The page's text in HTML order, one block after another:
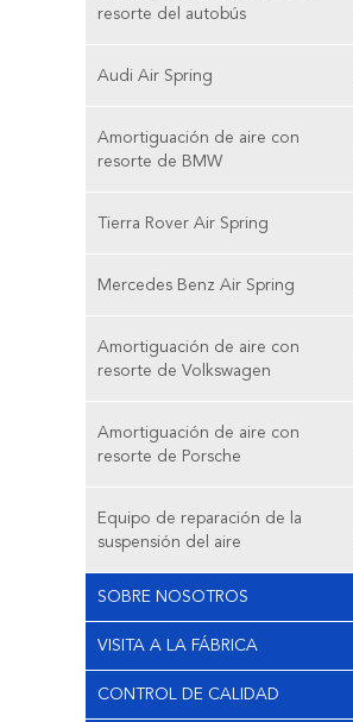
resorte del autobús
Audi Air Spring
Amortiguación de aire con
resorte de BMW
Tierra Rover Air Spring
Mercedes Benz Air Spring
Amortiguación de aire con
resorte de Volkswagen
Amortiguación de aire con
resorte de Porsche
Equipo de reparación de la
suspensión del aire
SOBRE NOSOTROS
VISITA A LA FÁBRICA
CONTROL DE CALIDAD